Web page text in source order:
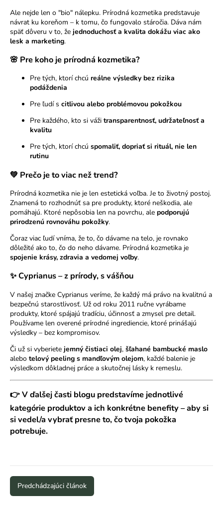
Ale nejde len o "bio" nálepku. Prírodná kozmetika predstavuje
návrat ku koreňom – k tomu, čo fungovalo stáročia. Dáva nám
späť dôveru v to, že jednoduchosť a kvalita dokážu viac ako
lesk a marketing.
🌸 Pre koho je prírodná kozmetika?
Pre tých, ktorí chcú reálne výsledky bez rizika
podáždenia
Pre ľudí s citlivou alebo problémovou pokožkou
Pre každého, kto si váži transparentnosť, udržateľnosť a
kvalitu
Pre tých, ktorí chcú spomaliť, dopriať si rituál, nie len
rutinu
💚 Prečo je to viac než trend?
Prírodná kozmetika nie je len estetická voľba. Je to životný postoj.
Znamená to rozhodnúť sa pre produkty, ktoré neškodia, ale
pomáhajú. Ktoré nepôsobia len na povrchu, ale podporujú
prirodzenú rovnováhu pokožky.
Čoraz viac ľudí vníma, že to, čo dávame na telo, je rovnako
dôležité ako to, čo do neho dávame. Prírodná kozmetika je
spojenie krásy, zdravia a vedomej voľby.
✨ Cyprianus – z prírody, s vášňou
V našej značke Cyprianus veríme, že každý má právo na kvalitnú a
bezpečnú starostlivosť. Už od roku 2011 ručne vyrábame
produkty, ktoré spájajú tradíciu, účinnosť a zmysel pre detail.
Používame len overené prírodné ingrediencie, ktoré prinášajú
výsledky – bez kompromisov.
Či už si vyberiete jemný čistiaci olej, šľahané bambucké maslo
alebo telový peeling s mandľovým olejom, každé balenie je
výsledkom dôkladnej práce a skutočnej lásky k remeslu.
👉 V ďalšej časti blogu predstavíme jednotlivé
kategórie produktov a ich konkrétne benefity– aby si
si vedel/a vybrať presne to, čo tvoja pokožka
potrebuje.
Predchádzajúci článok